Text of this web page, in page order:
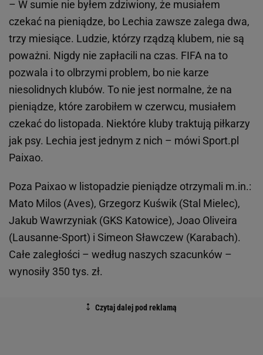
– W sumie nie byłem zdziwiony, że musiałem
czekać na pieniądze, bo Lechia zawsze zalega dwa,
trzy miesiące. Ludzie, którzy rządzą klubem, nie są
poważni. Nigdy nie zapłacili na czas. FIFA na to
pozwala i to olbrzymi problem, bo nie karze
niesolidnych klubów. To nie jest normalne, że na
pieniądze, które zarobiłem w czerwcu, musiałem
czekać do listopada. Niektóre kluby traktują piłkarzy
jak psy. Lechia jest jednym z nich – mówi Sport.pl
Paixao.
Poza Paixao w listopadzie pieniądze otrzymali m.in.:
Mato Milos (Aves), Grzegorz Kuświk (Stal Mielec),
Jakub Wawrzyniak (GKS Katowice), Joao Oliveira
(Lausanne-Sport) i Simeon Sławczew (Karabach).
Całe zaległości – według naszych szacunków –
wynosiły 350 tys. zł.